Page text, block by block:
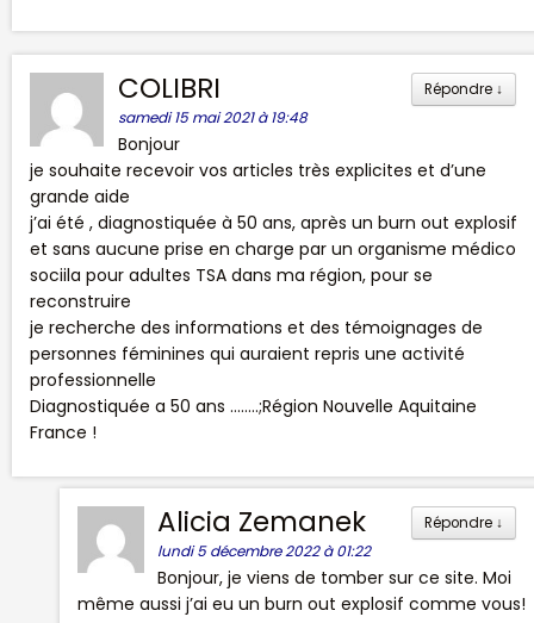
Répondre ↓
COLIBRI
samedi 15 mai 2021 à 19:48
Bonjour
je souhaite recevoir vos articles très explicites et d’une
grande aide
j’ai été , diagnostiquée à 50 ans, après un burn out explosif
et sans aucune prise en charge par un organisme médico
sociila pour adultes TSA dans ma région, pour se
reconstruire
je recherche des informations et des témoignages de
personnes féminines qui auraient repris une activité
professionnelle
Diagnostiquée a 50 ans ……..;Région Nouvelle Aquitaine
France !
Répondre ↓
Alicia Zemanek
lundi 5 décembre 2022 à 01:22
Bonjour, je viens de tomber sur ce site. Moi
même aussi j’ai eu un burn out explosif comme vous!